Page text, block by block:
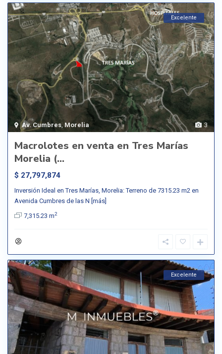
3
Av. Cumbres, Morelia
Excelente
Macrolotes en venta en Tres Marías
Morelia (...
$ 27,797,874
Inversión Ideal en Tres Marías, Morelia: Terreno de 7315.23 m2 en
Avenida Cumbres de las N [más]
7,315.23 m2
Excelente